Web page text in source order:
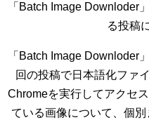
「Batch Image Downloder
る投稿
「Batch Image Downloder
回の投稿で日本語化ファ
Chromeを実行してアクセ
ている画像について、個